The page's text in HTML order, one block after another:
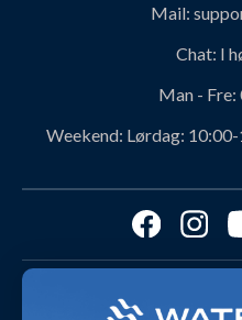
Retur
Cookies
Fordele
Mail:
Chat: I
Man - Fre:
Weekend: Lørdag:
Dag-til-dag